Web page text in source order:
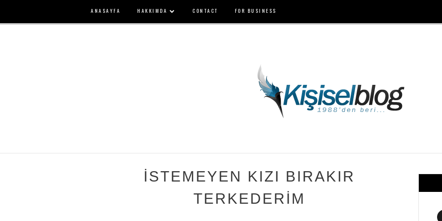
ANASAYFA HAKKIMDA CONTACT FOR BUSINESS
İSTEMEYEN KIZI BIRAKIR
TERKEDERİM